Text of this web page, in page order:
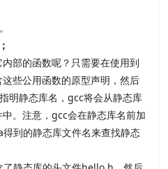
部的函数呢？只需要在使用到
些公用函数的原型声明，然后
明静态库名，gcc将会从静态库
。注意，gcc会在静态库名前加
得到的静态库文件名来查找静态